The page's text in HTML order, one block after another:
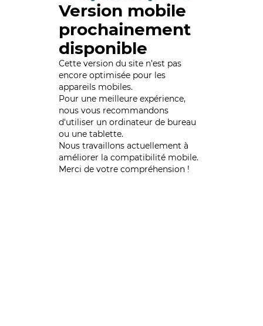
Version mobile
prochainement
disponible
Cette version du site n’est pas
encore optimisée pour les
appareils mobiles.
Pour une meilleure expérience,
nous vous recommandons
d'utiliser un ordinateur de bureau
ou une tablette.
Nous travaillons actuellement à
améliorer la compatibilité mobile.
Merci de votre compréhension !